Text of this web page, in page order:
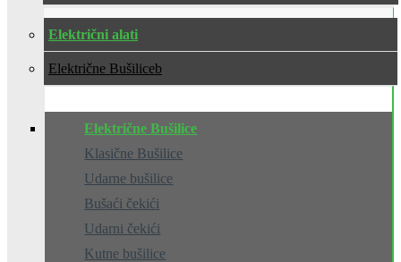
Električni alati
Električne Bušilice
Električne Bušilice
Klasične Bušilice
Udarne bušilice
Bušaći čekići
Udarni čekići
Kutne bušilice